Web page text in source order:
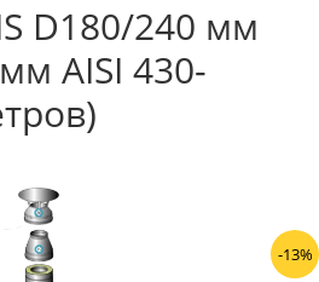
D180/240 мм
AISI 430-
-13%